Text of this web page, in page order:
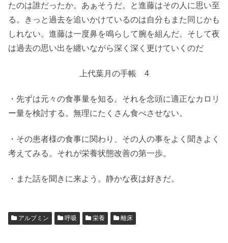
たのは誰だったか。あぁそうだ。と進藤はその人に思い至
る。きっと過去を追いかけているのは自分もまた同じかも
しれない。進藤は一度鼻を鳴らして腕を組んだ。そして夜
は過去の思い出を纏いながら深く深く更けていくのだ
上代葉月の手帳 4
・先ずは元々の食事量を知る。それを念頭に適正なカロリ
ー量を検討する。無理にたくさん食べさせない。
・その患者様の食事に関わり、その人の事をよく聞きよく
考えてみる。それが栄養状態改善の第一歩。
・また話を聞きに来よう。静かな夜は好きだ。
アルブミン 呼吸 栄養 離床